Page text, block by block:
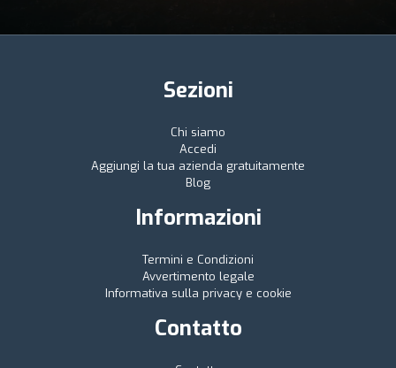
Sezioni
Chi siamo
Accedi
Aggiungi la tua azienda gratuitamente
Blog
Informazioni
Termini e Condizioni
Avvertimento legale
Informativa sulla privacy e cookie
Contatto